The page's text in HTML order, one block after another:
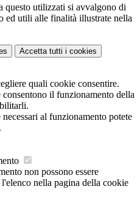
questo utilizzati si avvalgono di
ed utili alle finalità illustrate nella
Accetta tutti i cookies
quali cookie consentire.
il funzionamento della
al funzionamento potete
.
non possono essere
nella pagina della cookie